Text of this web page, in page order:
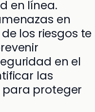
en línea.
en
los riesgos te
en el
las
para proteger